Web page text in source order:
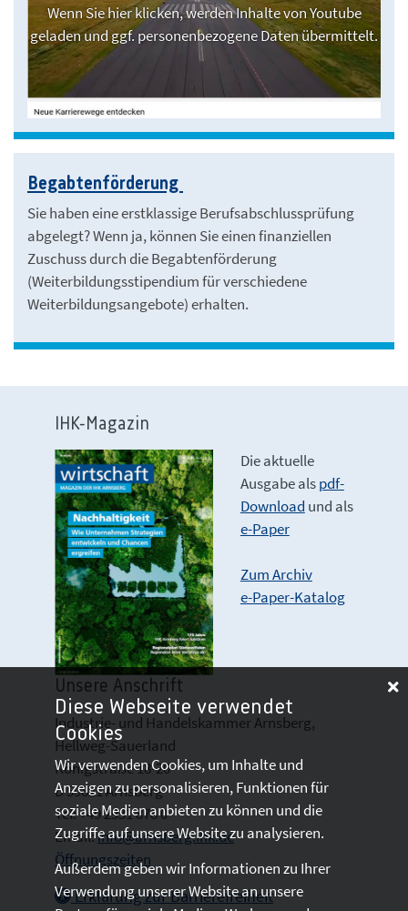
Wenn Sie hier klicken, werden Inhalte von Youtube
geladen und ggf. personenbezogene Daten übermittelt.
Begabtenförderung
Sie haben eine erstklassige Berufsabschlussprüfung
abgelegt? Wenn ja, können Sie einen finanziellen
Zuschuss durch die Begabtenförderung
(Weiterbildungsstipendium für verschiedene
Weiterbildungsangebote) erhalten.
IHK-Magazin
Die aktuelle
Ausgabe alspdf-
Download und als
e-Paper
Zum Archiv
e-Paper-Katalog
Unsere Anschrift
Industrie- und Handelskammer Arnsberg,
Hellweg-Sauerland
Königstraße 18-20
D 59821 Arnsberg
Tel: +49 2931 878 0
Email:info@arnsberg.ihk.de
Öffnungszeiten
Erklärung zur Barrierefreiheit
Diese Webseite verwendet
Cookies
Wir verwenden Cookies, um Inhalte und
Anzeigen zu personalisieren, Funktionen für
soziale Medien anbieten zu können und die
Zugriffe auf unsere Website zu analysieren.
Außerdem geben wir Informationen zu Ihrer
Verwendung unserer Website an unsere